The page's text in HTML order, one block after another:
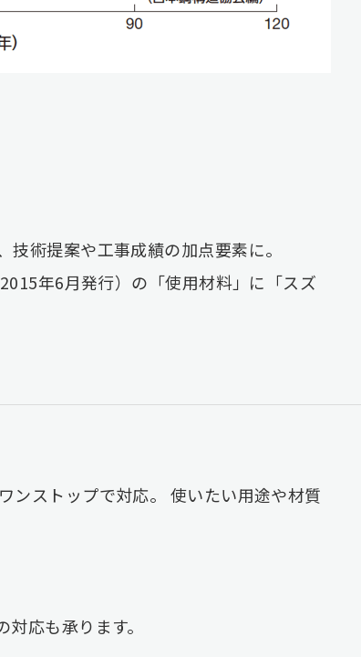
術提案や工事成績の加点要素に。
年6月発行）の「使用材料」に「スズ
ンストップで対応。 使いたい用途や材質
応も承ります。